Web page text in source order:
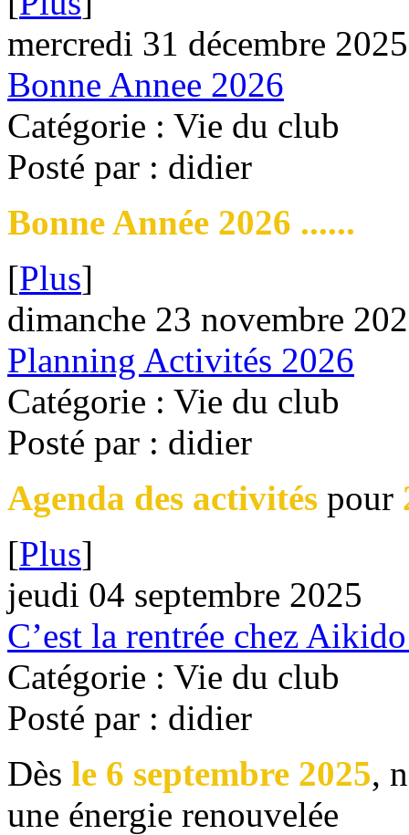
mercredi 31 décembre 2025
Bonne Annee 2026
Catégorie : Vie du club
Posté par : didier
Bonne Année 2026 ......
[Plus]
dimanche 23 novembre
Planning Activités 2026
Catégorie : Vie du club
Posté par : didier
Agenda des activités pour
[Plus]
jeudi 04 septembre 2025
C’est la rentrée chez Aikido
Catégorie : Vie du club
Posté par : didier
Dès le 6 septembre 2025,
une énergie renouvelée